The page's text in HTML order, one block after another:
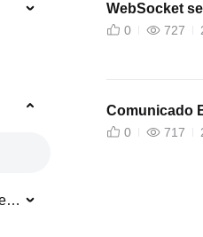
Sistema: manutenção e atualização
WebSocket
0 727
Comunicado
0 717